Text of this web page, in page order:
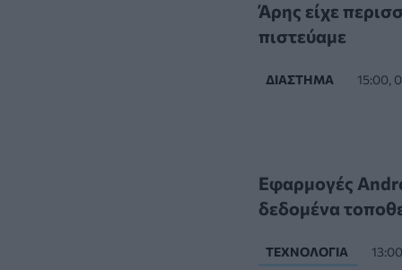
Άρης είχε
πιστεύαμε
ΔΙΆΣΤΗΜΑ 15:00,
Εφαρμογές
δεδομένα
ΤΕΧΝΟΛΟΓΊΑ